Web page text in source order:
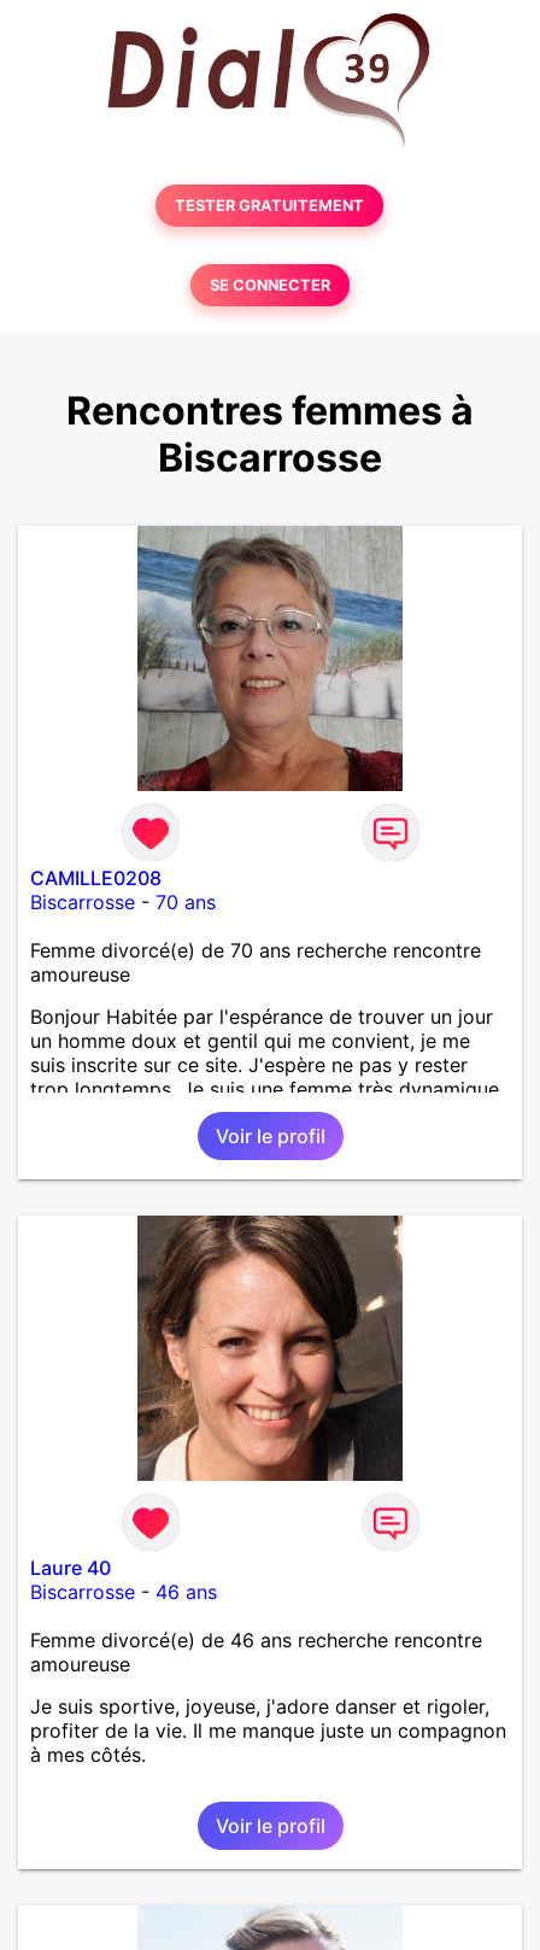
TESTER GRATUITEMENT
SE CONNECTER
Rencontres femmes à
Biscarrosse
CAMILLE0208
Biscarrosse - 70 ans
Femme divorcé(e) de 70 ans recherche rencontre
amoureuse
Bonjour Habitée par l'espérance de trouver un jour
un homme doux et gentil qui me convient, je me
suis inscrite sur ce site. J'espère ne pas y rester
trop longtemps. Je suis une femme très dynamique,
droite, franche, généreuse, très sensible, câline,
j'adore les diners en amoureux avec musique, le
cinéma, les promenades, la mer, la plage, et les
jolies choses en général.
Voir le profil
Laure 40
Biscarrosse - 46 ans
Femme divorcé(e) de 46 ans recherche rencontre
amoureuse
Je suis sportive, joyeuse, j'adore danser et rigoler,
profiter de la vie. Il me manque juste un compagnon
à mes côtés.
Voir le profil